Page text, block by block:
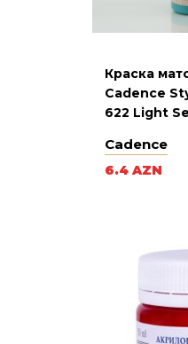
Краска
Cadence
622 Light
Cadence
6.4 AZN